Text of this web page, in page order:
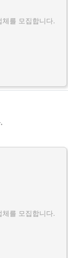
체를 모집합니다.
체를 모집합니다.